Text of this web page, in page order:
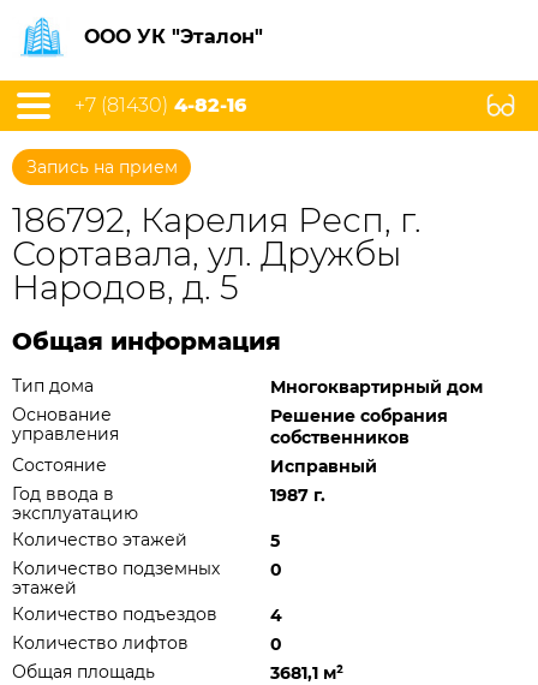
ООО УК "Эталон"
+7 (81430) 4-82-16
Запись на прием
186792, Карелия Респ, г.
Сортавала, ул. Дружбы
Народов, д. 5
Общая информация
Тип дома
Многоквартирный дом
Основание
управления
Решение собрания
собственников
Состояние
Исправный
Год ввода в
эксплуатацию
1987 г.
Количество этажей
5
Количество подземных
этажей
0
Количество подъездов
4
Количество лифтов
0
Общая площадь
3681,1 м²